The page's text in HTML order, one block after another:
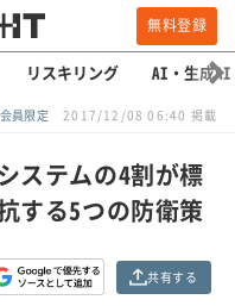
無料登録
リスキリング AI・生成AI
会員限定 2017/12/08 06:40 掲載
ステムの4割が標
する5つの防衛策
共有する